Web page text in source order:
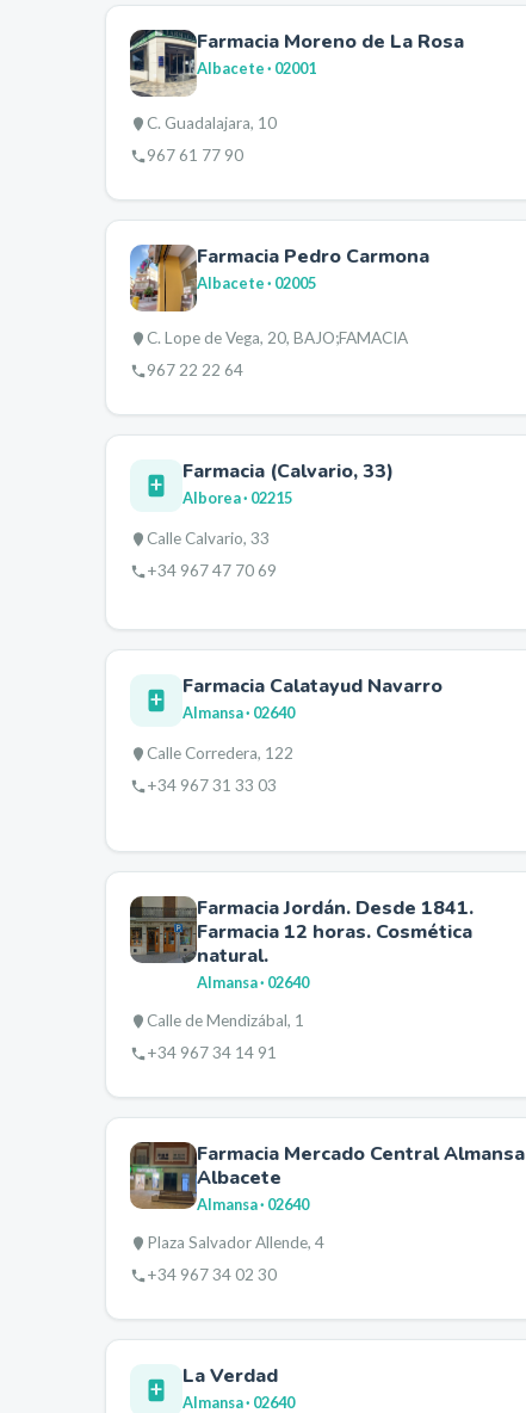
Farmacia Moreno de La Rosa
Albacete· 02001
C. Guadalajara, 10
967 61 77 90
Farmacia Pedro Carmona
Albacete· 02005
C. Lope de Vega, 20, BAJO;FAMACIA
967 22 22 64
Farmacia (Calvario, 33)
Alborea· 02215
Calle Calvario, 33
+34 967 47 70 69
Farmacia Calatayud Navarro
Almansa· 02640
Calle Corredera, 122
+34 967 31 33 03
Farmacia Jordán. Desde 1841.
Farmacia 12 horas. Cosmética
natural.
Almansa· 02640
Calle de Mendizábal, 1
+34 967 34 14 91
Farmacia Mercado Central Almansa
Albacete
Almansa· 02640
Plaza Salvador Allende, 4
+34 967 34 02 30
La Verdad
Almansa· 02640